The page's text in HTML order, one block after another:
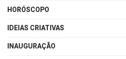
HORÓSCOPO
IDEIAS CRIATIVAS
INAUGURAÇÃO